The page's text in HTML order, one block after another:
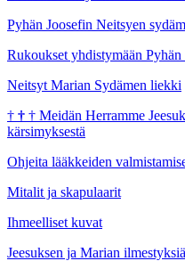
Pyhän Joosefin Neitsyen
Rukoukset yhdistymään Pyhän
Neitsyt Marian Sydämen liekki
† † † Meidän Herramme
kärsimyksestä
Ohjeita lääkkeiden
Mitalit ja skapulaarit
Ihmeelliset kuvat
Jeesuksen ja Marian ilmestyksiä